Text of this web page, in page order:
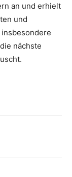
an und erhielt
und
nächste